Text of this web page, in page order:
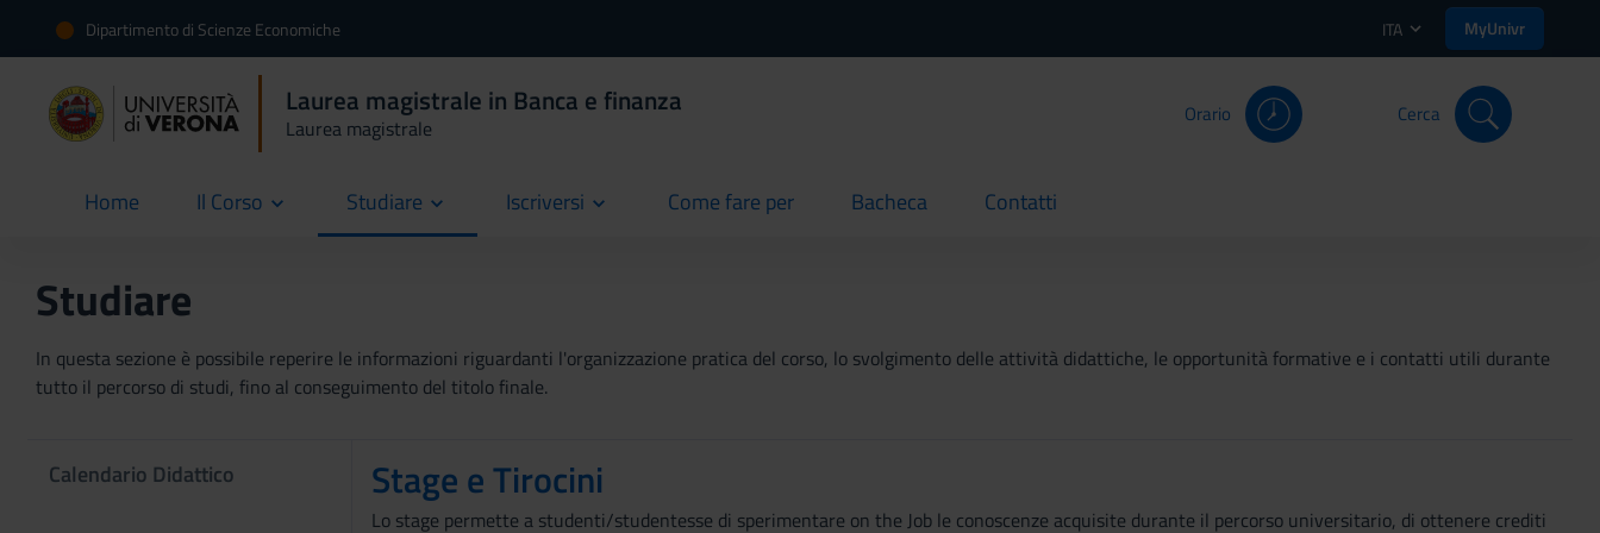
Dipartimento di Scienze Economiche ITA MyUnivr
Laurea magistrale in Banca e finanza
Laurea magistrale
Orario Cerca
Home
current Il Corso Studiare Iscriversi Come fare per
current Bacheca
current Contatti
current
Studiare
In questa sezione è possibile reperire le informazioni riguardanti l'organizzazione pratica del corso, lo svolgimento delle attività didattiche, le opportunità formative e i contatti utili durante
tutto il percorso di studi, fino al conseguimento del titolo finale.
Calendario Didattico Stage e Tirocini
Lo stage permette a studenti/studentesse di sperimentare on the Job le conoscenze acquisite durante il percorso universitario, di ottenere crediti